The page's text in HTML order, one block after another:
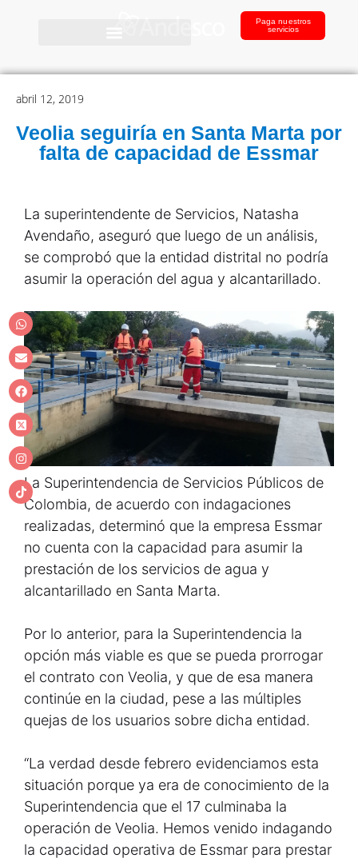
Paga nuestros
servicios
abril 12, 2019
Veolia seguiría en Santa Marta por
falta de capacidad de Essmar
La superintendente de Servicios, Natasha
Avendaño, aseguró que luego de un análisis,
se comprobó que la entidad distrital no podría
asumir la operación del agua y alcantarillado.
La Superintendencia de Servicios Públicos de
Colombia, de acuerdo con indagaciones
realizadas, determinó que la empresa Essmar
no cuenta con la capacidad para asumir la
prestación de los servicios de agua y
alcantarillado en Santa Marta.
Por lo anterior, para la Superintendencia la
opción más viable es que se pueda prorrogar
el contrato con Veolia, y que de esa manera
continúe en la ciudad, pese a las múltiples
quejas de los usuarios sobre dicha entidad.
“La verdad desde febrero evidenciamos esta
situación porque ya era de conocimiento de la
Superintendencia que el 17 culminaba la
operación de Veolia. Hemos venido indagando
la capacidad operativa de Essmar para prestar